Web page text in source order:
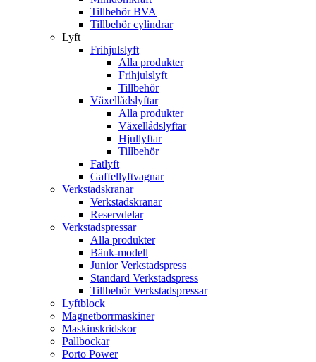
Tillbehör BVA
Tillbehör cylindrar
Lyft
Frihjulslyft
Alla produkter
Frihjulslyft
Tillbehör
Växellådslyftar
Alla produkter
Växellådslyftar
Hjullyftar
Tillbehör
Fatlyft
Gaffellyftvagnar
Verkstadskranar
Verkstadskranar
Reservdelar
Verkstadspressar
Alla produkter
Bänk-modell
Junior Verkstadspress
Standard Verkstadspress
Tillbehör Verkstadspressar
Lyftblock
Magnetborrmaskiner
Maskinskridskor
Pallbockar
Porto Power